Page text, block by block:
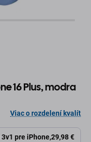
16 Plus, modra
Viac o rozdelení kvalít
pre iPhone,29,98 €